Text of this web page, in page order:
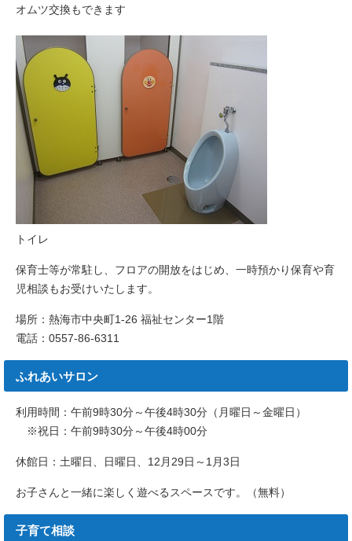
オムツ交換もできます
トイレ
保育士等が常駐し、フロアの開放をはじめ、一時預かり保育や育
児相談もお受けいたします。
場所：熱海市中央町1-26 福祉センター1階
電話：0557-86-6311
ふれあいサロン
利用時間：午前9時30分～午後4時30分（月曜日～金曜日）
※祝日：午前9時30分～午後4時00分
休館日：土曜日、日曜日、12月29日～1月3日
お子さんと一緒に楽しく遊べるスペースです。（無料）
子育て相談